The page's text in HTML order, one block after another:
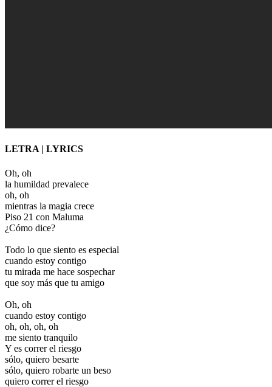
LETRA | LYRICS
Oh, oh
la humildad prevalece
oh, oh
mientras la magia crece
Piso 21 con Maluma
¿Cómo dice?
Todo lo que siento es especial
cuando estoy contigo
tu mirada me hace sospechar
que soy más que tu amigo
Oh, oh
cuando estoy contigo
oh, oh, oh, oh
me siento tranquilo
Y es correr el riesgo
sólo, quiero besarte
sólo, quiero robarte un beso
quiero correr el riesgo